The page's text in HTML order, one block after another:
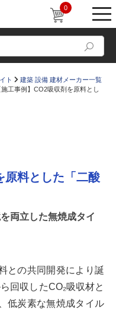
0
ラム
売・施工代理店募集
ト
建築 設備 建材メーカー一覧
施工事例】CO2吸収剤を原料とし
原料とした「二酸
両立した無焼成タイ
との共同開発により誕
回収したCO₂吸収材と
低炭素な無焼成タイル